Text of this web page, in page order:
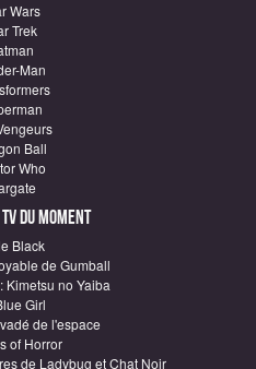
Wars
Trek
Man
Ball
Who
du moment
Black
de Gumball
Kimetsu no Yaiba
Girl
de l'espace
of Horror
de Ladybug et Chat Noir